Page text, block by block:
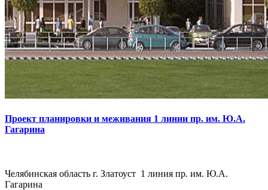
Проект планировки и меживания 1 линии пр. им. Ю.А.
Гагарина
Челябинская область г. Златоуст 1 линия пр. им. Ю.А.
Гагарина